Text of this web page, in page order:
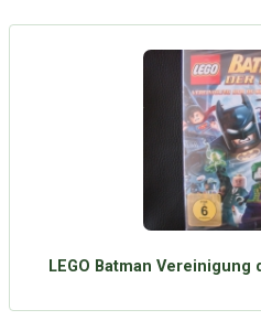
LEGO Batman